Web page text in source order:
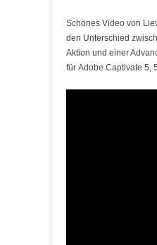
Schönes Video von
den Unterschied
Aktion und einer
für Adobe Captivate 5,